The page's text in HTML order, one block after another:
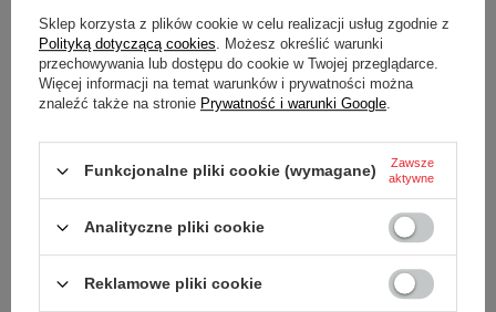
Poczuj ducha Williams Racing z czapką z daszkiem Pitlane
2025!
ten produkt na terenie UE
B.V.
Więcej
Stan Nowy
Kategoria Czapki baseballowe
Sklep korzysta z plików cookie w celu realizacji usług zgodnie z
Polityką dotyczącą cookies. Możesz określić warunki
przechowywania lub dostępu do cookie w Twojej przeglądarce.
Więcej informacji na temat warunków i prywatności można
znaleźć także na stronie Prywatność i warunki Google.
Funkcjonalne pliki cookie (wymagane)
Zawsze
aktywne
Analityczne pliki cookie
Reklamowe pliki cookie